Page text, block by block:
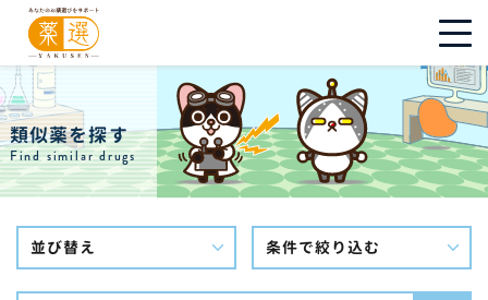
類似薬を探す
Find similar drugs
並び替え 条件で絞り込む